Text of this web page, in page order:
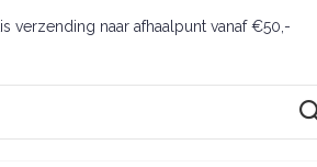
verzending naar afhaalpunt vanaf €50,-